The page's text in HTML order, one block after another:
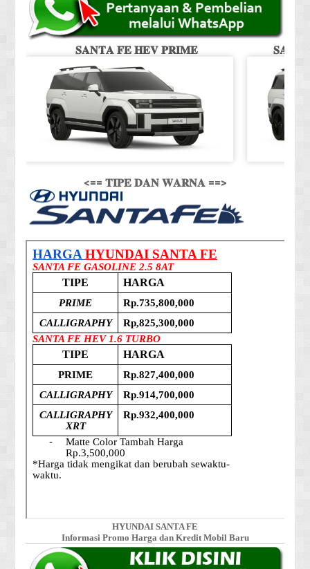
𝐒𝐀𝐍𝐓𝐀 𝐅𝐄 𝐇𝐄𝐕 𝐏𝐑𝐈𝐌𝐄
<== 𝐓𝐈𝐏𝐄 𝐃𝐀𝐍 𝐖𝐀𝐑𝐍𝐀 ==>
HYUNDAI SANTA FE
Informasi Promo Harga dan Kredit Mobil Baru